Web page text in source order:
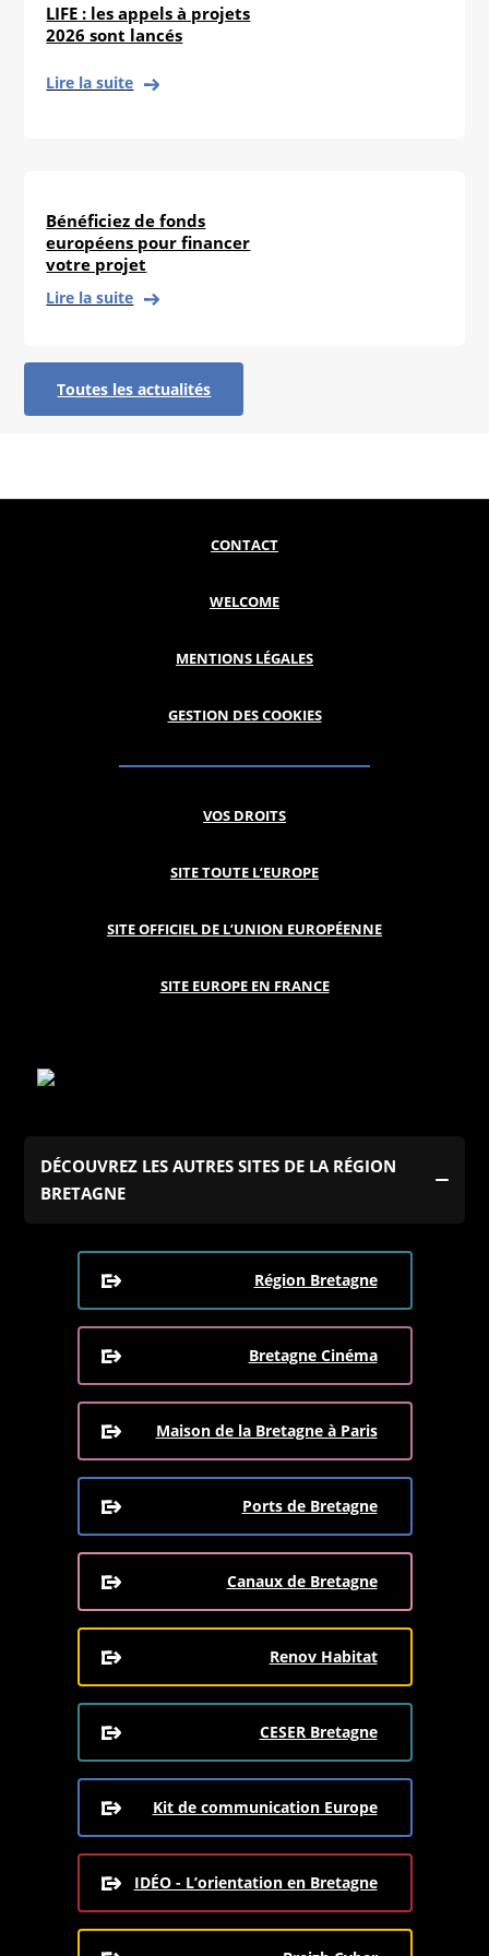
LIFE : les appels à projets
2026 sont lancés
Lire la suite
Bénéficiez de fonds
européens pour financer
votre projet
Lire la suite
Toutes les actualités
CONTACT
WELCOME
MENTIONS LÉGALES
GESTION DES COOKIES
VOS DROITS
SITE TOUTE L’EUROPE
SITE OFFICIEL DE L’UNION EUROPÉENNE
SITE EUROPE EN FRANCE
DÉCOUVREZ LES AUTRES SITES DE LA RÉGION
BRETAGNE
Région Bretagne
Bretagne Cinéma
Maison de la Bretagne à Paris
Ports de Bretagne
Canaux de Bretagne
Renov Habitat
CESER Bretagne
Kit de communication Europe
IDÉO - L’orientation en Bretagne